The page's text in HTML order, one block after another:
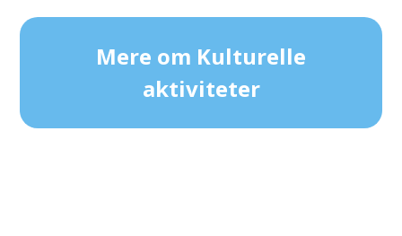
Mere om Kulturelle
aktiviteter